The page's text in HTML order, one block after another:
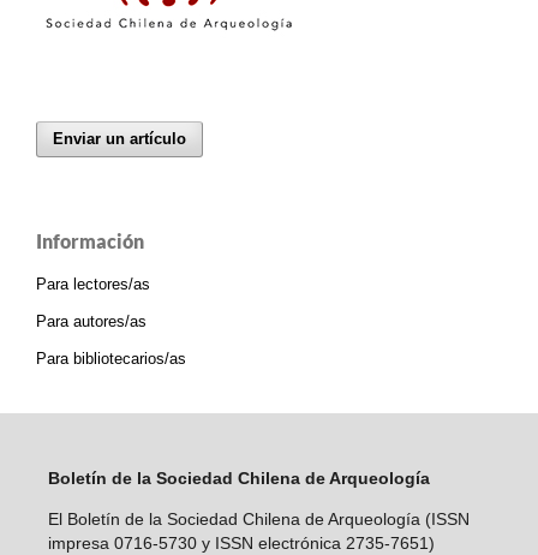
Enviar un artículo
Información
Para lectores/as
Para autores/as
Para bibliotecarios/as
Boletín de la Sociedad Chilena de Arqueología
El Boletín de la Sociedad Chilena de Arqueología (ISSN
impresa 0716-5730 y ISSN electrónica 2735-7651)